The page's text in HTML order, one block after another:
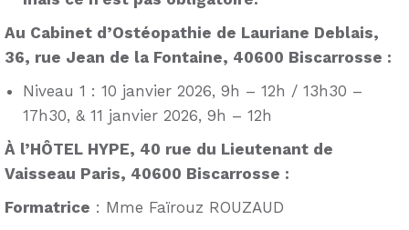
Au Cabinet d’Ostéopathie de Lauriane Deblais,
36, rue Jean de la Fontaine, 40600 Biscarrosse :
Niveau 1 : 10 janvier 2026, 9h – 12h / 13h30 –
17h30, & 11 janvier 2026, 9h – 12h
À l’HÔTEL HYPE, 40 rue du Lieutenant de
Vaisseau Paris, 40600 Biscarrosse :
Formatrice : Mme Faïrouz ROUZAUD